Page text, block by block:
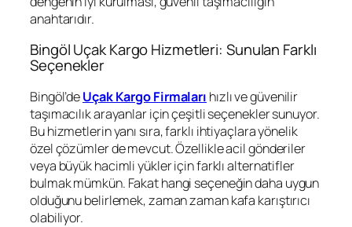
anahtarıdır.
Bingöl Uçak Kargo Hizmetleri: Sunulan Farklı
Seçenekler
Bingöl’deUçak Kargo Firmaları hızlı ve güvenilir
taşımacılık arayanlar için çeşitli seçenekler sunuyor.
Bu hizmetlerin yanı sıra, farklı ihtiyaçlara yönelik
özel çözümler de mevcut. Özellikle acil gönderiler
veya büyük hacimli yükler için farklı alternatifler
bulmak mümkün. Fakat hangi seçeneğin daha uygun
olduğunu belirlemek, zaman zaman kafa karıştırıcı
olabiliyor.